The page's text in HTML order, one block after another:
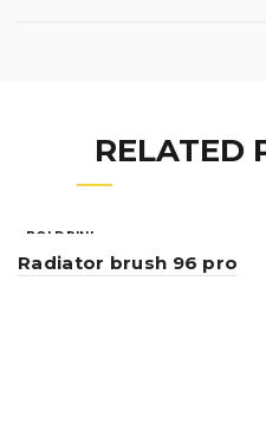
RELATED
BOLDRINI
Radiator brush 96 pro